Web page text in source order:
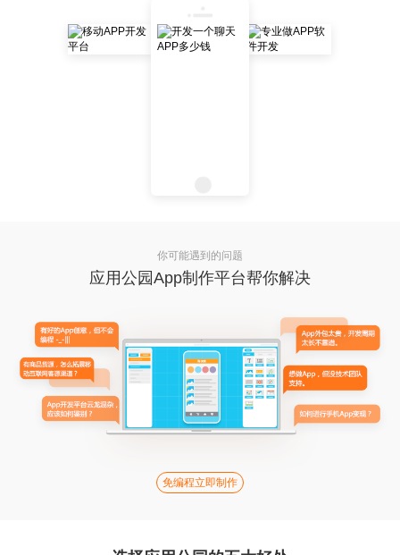
你可能遇到的问题
应用公园App制作平台帮你解决
免编程立即制作